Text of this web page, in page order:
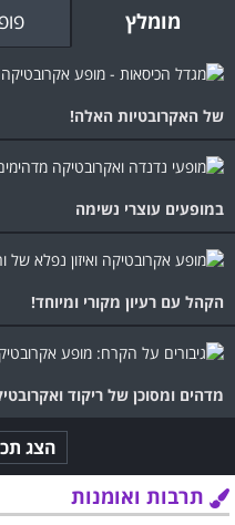
מומלץ
של האקרובטיות האלה!
במופעים עוצרי נשימה
הקהל עם רעיון מקורי ומיוחד!
מדהים ומסוכן של ריקוד
הצג
תרבות ואומנות